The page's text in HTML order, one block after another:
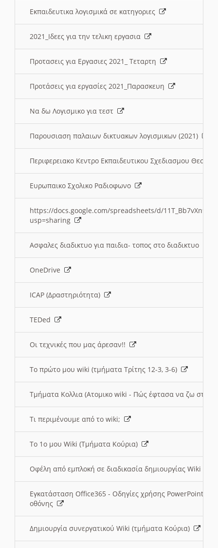
Εκπαιδευτικα λογισμικά σε κατηγοριες
2021_Ιδεες για την τελικη εργασια
Προτασεις για Εργασιες 2021_ Τεταρτη
Προτάσεις για εργασίες 2021_Παρασκευη
Να δω Λογισμικο για τεστ
Παρουσιαση παλαιων δικτυακων λογισμικων (2021)
Περιφερειακο Κεντρο Εκπαιδευτικου Σχεδιασμου
Ευρωπαικο Σχολικο Ραδιοφωνο
https://docs.google.com/spreadsheets/d/
usp=sharing
Ασφαλες διαδικτυο για παιδια- τοπος στο διαδικτυο
OneDrive
ICAP (Δραστηριότητα)
TEDed
Οι τεχνικές που μας άρεσαν!!
Το πρώτο μου wiki (τμήματα Τρίτης 12-3, 3-6)
Τμήματα Κολλια (Ατομικο wiki - Πώς έφτασα να ζω στην
Τι περιμένουμε από το wiki;
Το 1ο μου Wiki (Τμήματα Κούρια)
Οφέλη από εμπλοκή σε διαδικασία δημιουργίας Wiki
Εγκατάσταση Office365 - Οδηγίες χρήσης PowerPoint
οθόνης
Δημιουργία συνεργατικού Wiki (τμήματα Κούρια)